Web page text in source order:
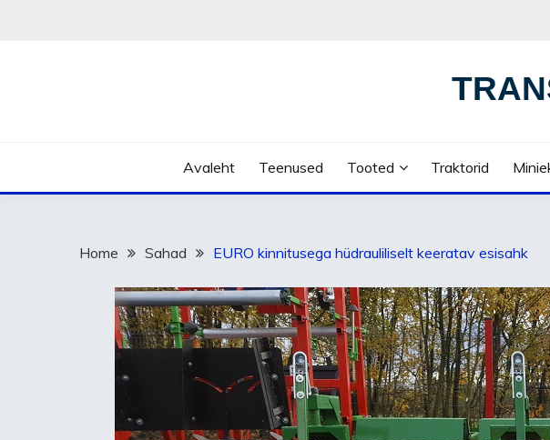
Avaleht Teenused Tooted Traktorid
Home Sahad EURO kinnitusega hüdrauliliselt keeratav esisahk